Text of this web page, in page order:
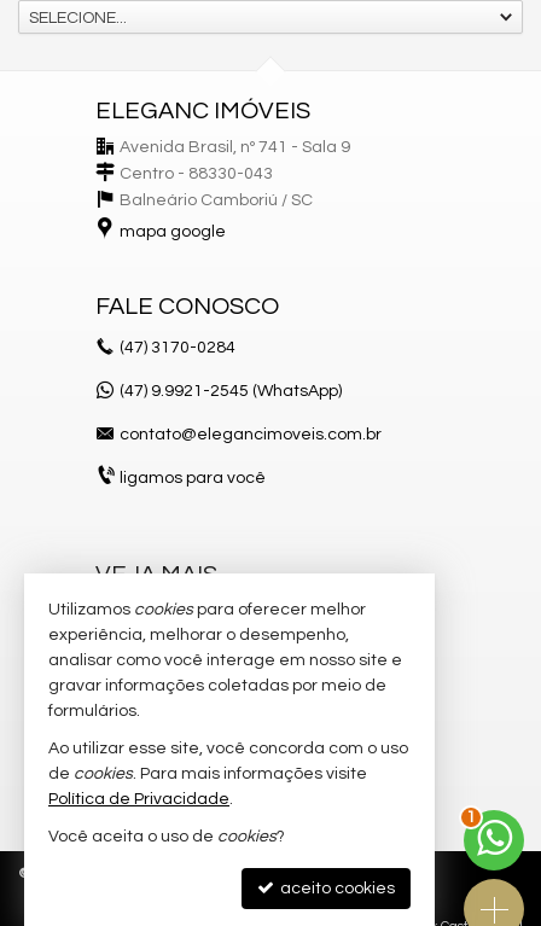
SELECIONE...
ELEGANC IMÓVEIS
Avenida Brasil, nº 741 - Sala 9
Centro - 88330-043
Balneário Camboriú / SC
mapa google
FALE CONOSCO
(47) 3170-0284
(47) 9.9921-2545 (WhatsApp)
contato@elegancimoveis.com.br
ligamos para você
VEJA MAIS
receba nosso newsletter
indicadores financeiros
imóveis favoritos
mapa de imóveis
© Política de Privacidade
2
Utilizamos cookiespara oferecer melhor
experiência, melhorar o desempenho,
analisar como você interage em nosso site e
gravar informações coletadas por meio de
formulários.
Ao utilizar esse site, você concorda com o uso
de cookies. Para mais informações visite
Política de Privacidade.
Você aceita o uso de cookies?
aceito cookies